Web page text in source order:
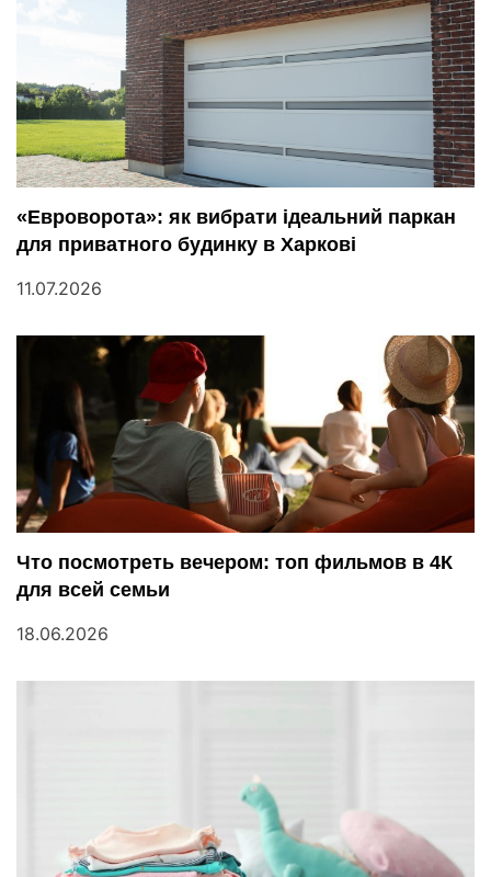
«Евроворота»: як вибрати ідеальний паркан
для приватного будинку в Харкові
11.07.2026
Что посмотреть вечером: топ фильмов в 4К
для всей семьи
18.06.2026